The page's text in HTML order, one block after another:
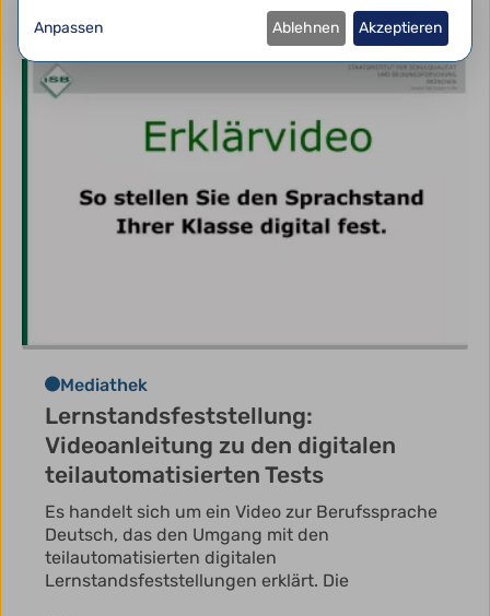
Mediathek
Lernstandsfeststellung:
Videoanleitung zu den digitalen
teilautomatisierten Tests
Es handelt sich um ein Video zur Berufssprache
Deutsch, das den Umgang mit den
teilautomatisierten digitalen
Lernstandsfeststellungen erklärt. Die
Anpassen Ablehnen Akzeptieren